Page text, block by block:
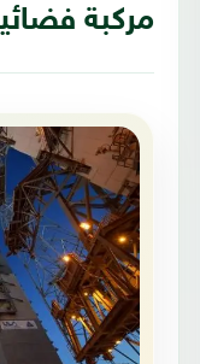
مركبة